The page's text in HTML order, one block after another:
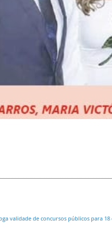
validade de concursos públicos para 18